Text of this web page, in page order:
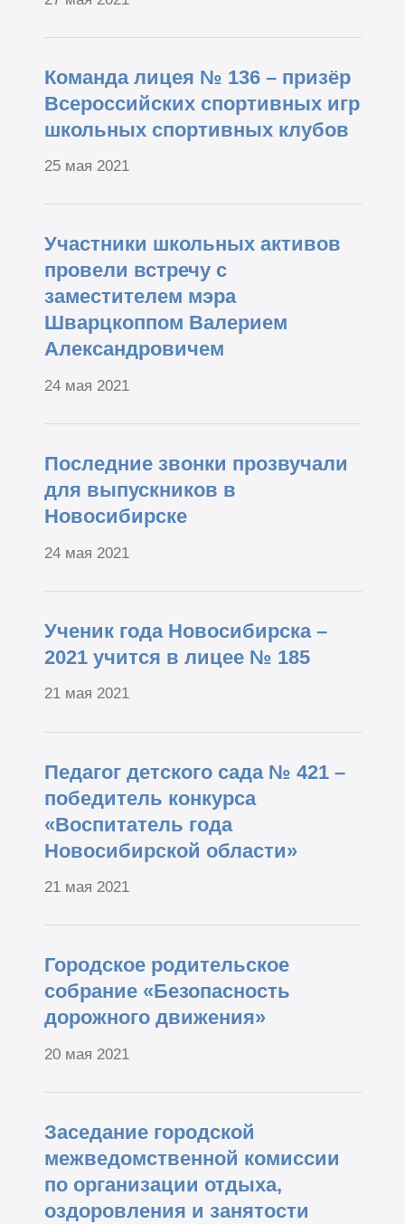
Команда лицея № 136 – призёр
Всероссийских спортивных игр
школьных спортивных клубов
25 мая 2021
Участники школьных активов
провели встречу с
заместителем мэра
Шварцкоппом Валерием
Александровичем
24 мая 2021
Последние звонки прозвучали
для выпускников в
Новосибирске
24 мая 2021
Ученик года Новосибирска –
2021 учится в лицее № 185
21 мая 2021
Педагог детского сада № 421 –
победитель конкурса
«Воспитатель года
Новосибирской области»
21 мая 2021
Городское родительское
собрание «Безопасность
дорожного движения»
20 мая 2021
Заседание городской
межведомственной комиссии
по организации отдыха,
оздоровления и занятости